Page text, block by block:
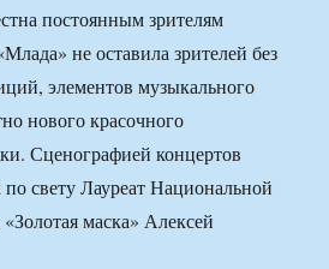
постоянным зрителям
не оставила зрителей без
элементов музыкального
нового красочного
Сценографией концертов
свету Лауреат Национальной
маска» Алексей